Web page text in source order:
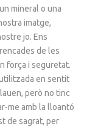
mineral o una
imatge,
jo. Ens
de les
força i seguretat.
en sentit
però no tinc
me amb la lloantó
de sagrat, per